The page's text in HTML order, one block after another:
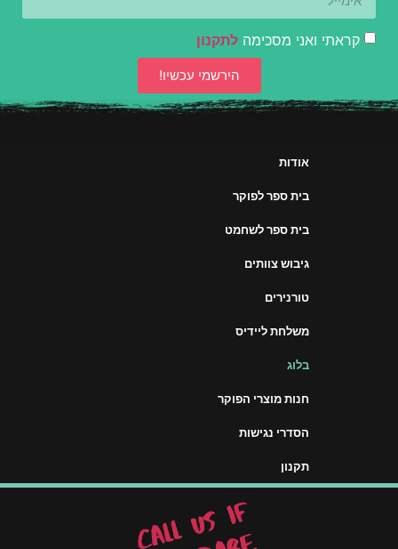
קראתי ואני מסכימה לתקנון
הירשמי עכשיו!
אודות
בית ספר לפוקר
בית ספר לשחמט
גיבוש צוותים
טורנירים
משלחת ליידיס
בלוג
חנות מוצרי הפוקר
הסדרי נגישות
תקנון